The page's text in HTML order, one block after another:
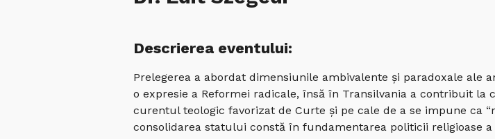
Descrierea eventului:
Prelegerea a abordat dimensiunile ambivalente şi paradoxale
o expresie a Reformei radicale, însă în Transilvania a contribuit
curentul teologic favorizat de Curte şi pe cale de a se impune ca
consolidarea statului constă în fundamentarea politicii religioase